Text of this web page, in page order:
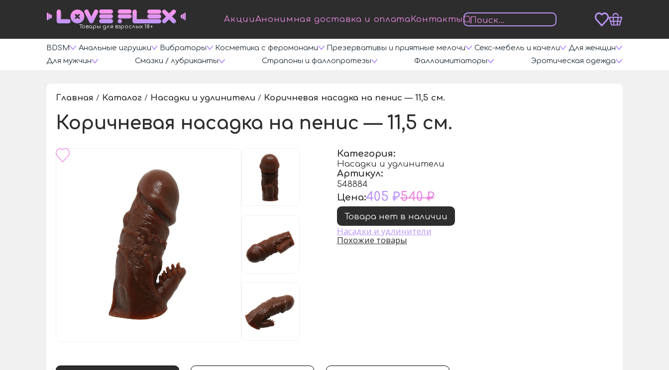
Товары для взрослых 18+
АкцииАнонимная доставка и оплата Контакты
BDSM Анальные игрушки Вибраторы Косметика с феромонами Презервативы и приятные мелочи Секс-мебель и качели
Для женщин
Для мужчин
Смазки / лубриканты Страпоны и фаллопротезы Фаллоимитаторы Эротическая одежда
Главная / Каталог / Насадки и удлинители / Коричневая насадка на пенис — 11,5 см.
Коричневая насадка на пенис — 11,5 см.
Категория:
Насадки и удлинители
Артикул:
548884
Цена:405 ₽540 ₽
Товара нет в наличии
Насадки и удлинители
Похожие товары